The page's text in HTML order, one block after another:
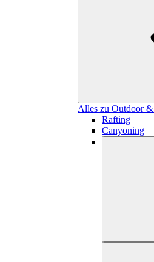
Alles zu Outdoor
Rafting
Canyoning